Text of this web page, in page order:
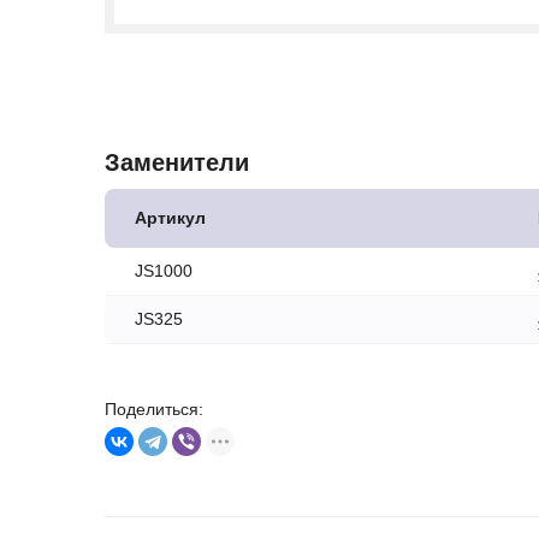
Заменители
Артикул
JS1000
JS325
Поделиться: